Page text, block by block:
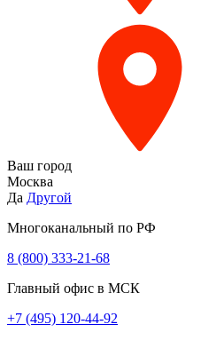
Ваш город
Москва
Да Другой
Многоканальный по РФ
8 (800) 333‑21-68
Главный офис в МСК
+7 (495) 120-44-92